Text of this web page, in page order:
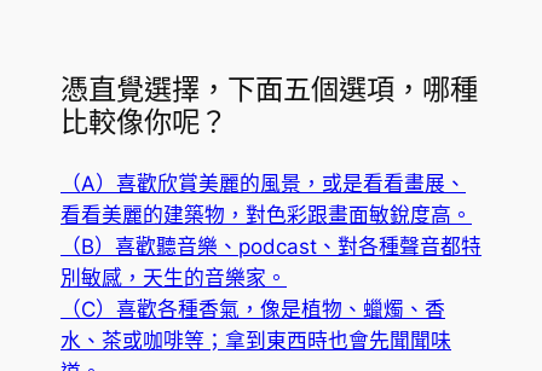
憑直覺選擇，下面五個選項，哪種
比較像你呢？
（A）喜歡欣賞美麗的風景，或是看看畫展、
看看美麗的建築物，對色彩跟畫面敏銳度高。
（B）喜歡聽音樂、podcast、對各種聲音都特
別敏感，天生的音樂家。
（C）喜歡各種香氣，像是植物、蠟燭、香
水、茶或咖啡等；拿到東西時也會先聞聞味